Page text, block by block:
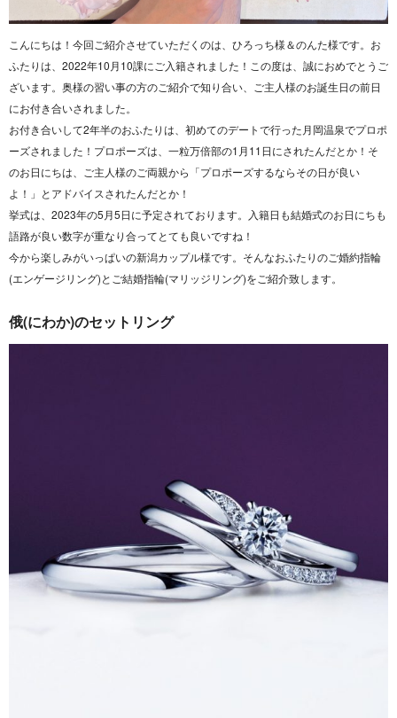
こんにちは！今回ご紹介させていただくのは、ひろっち様＆のんた様です。お
ふたりは、2022年10月10課にご入籍されました！この度は、誠におめでとうご
ざいます。奥様の習い事の方のご紹介で知り合い、ご主人様のお誕生日の前日
にお付き合いされました。
お付き合いして2年半のおふたりは、初めてのデートで行った月岡温泉でプロポ
ーズされました！プロポーズは、一粒万倍部の1月11日にされたんだとか！そ
のお日にちは、ご主人様のご両親から「プロポーズするならその日が良い
よ！」とアドバイスされたんだとか！
挙式は、2023年の5月5日に予定されております。入籍日も結婚式のお日にちも
語路が良い数字が重なり合ってとても良いですね！
今から楽しみがいっぱいの新潟カップル様です。そんなおふたりのご婚約指輪
(エンゲージリング)とご結婚指輪(マリッジリング)をご紹介致します。
俄(にわか)のセットリング